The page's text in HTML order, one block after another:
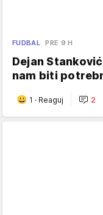
FUDBAL PRE 9 H
Dejan
nam biti
1 · Reaguj 2